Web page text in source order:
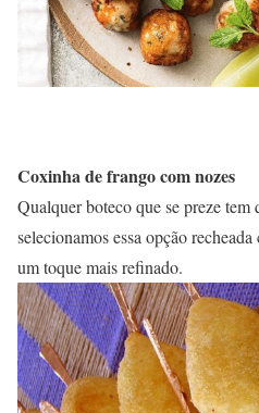
Coxinha de frango com nozes
Qualquer boteco que se preze
selecionamos essa opção
um toque mais refinado.